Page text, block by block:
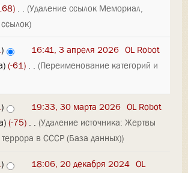
. . (Удаление ссылок Мемориал,
) 16:41, 3 апреля 2026 OL Robot
(-61) . . (Переименование категорий и
) 19:33, 30 марта 2026 OL Robot
(-75) . . (Удаление источника: Жертвы
террора в СССР (База данных))
) 18:06, 20 декабря 2024 OL